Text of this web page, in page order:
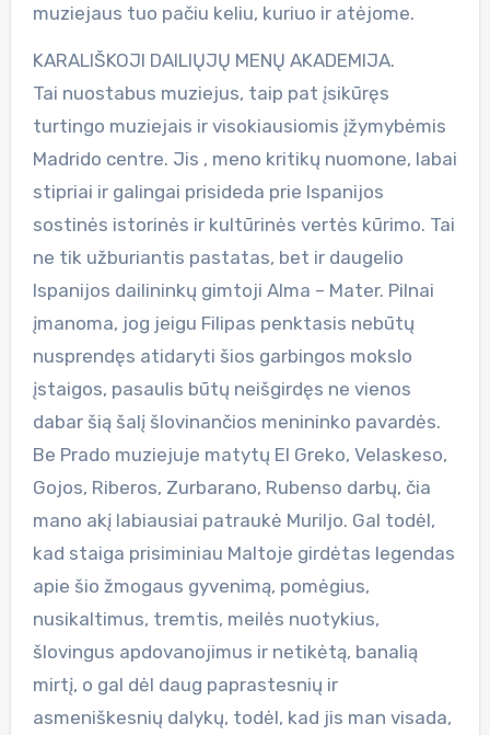
muziejaus tuo pačiu keliu, kuriuo ir atėjome.
KARALIŠKOJI DAILIŲJŲ MENŲ AKADEMIJA.
Tai nuostabus muziejus, taip pat įsikūręs
turtingo muziejais ir visokiausiomis įžymybėmis
Madrido centre. Jis , meno kritikų nuomone, labai
stipriai ir galingai prisideda prie Ispanijos
sostinės istorinės ir kultūrinės vertės kūrimo. Tai
ne tik užburiantis pastatas, bet ir daugelio
Ispanijos dailininkų gimtoji Alma – Mater. Pilnai
įmanoma, jog jeigu Filipas penktasis nebūtų
nusprendęs atidaryti šios garbingos mokslo
įstaigos, pasaulis būtų neišgirdęs ne vienos
dabar šią šalį šlovinančios menininko pavardės.
Be Prado muziejuje matytų El Greko, Velaskeso,
Gojos, Riberos, Zurbarano, Rubenso darbų, čia
mano akį labiausiai patraukė Muriljo. Gal todėl,
kad staiga prisiminiau Maltoje girdėtas legendas
apie šio žmogaus gyvenimą, pomėgius,
nusikaltimus, tremtis, meilės nuotykius,
šlovingus apdovanojimus ir netikėtą, banalią
mirtį, o gal dėl daug paprastesnių ir
asmeniškesnių dalykų, todėl, kad jis man visada,